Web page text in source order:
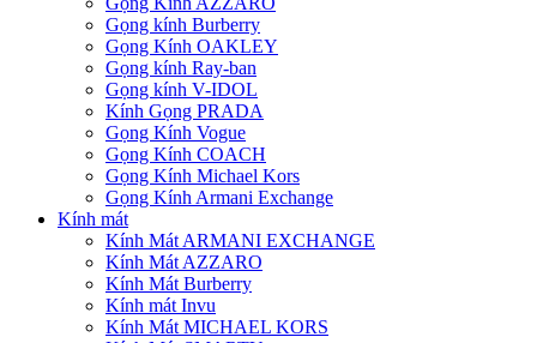
Gọng kính Burberry
Gọng Kính OAKLEY
Gọng kính Ray-ban
Gọng kính V-IDOL
Kính Gọng PRADA
Gọng Kính Vogue
Gọng Kính COACH
Gọng Kính Michael Kors
Gọng Kính Armani Exchange
Kính mát
Kính Mát ARMANI EXCHANGE
Kính Mát AZZARO
Kính Mát Burberry
Kính mát Invu
Kính Mát MICHAEL KORS